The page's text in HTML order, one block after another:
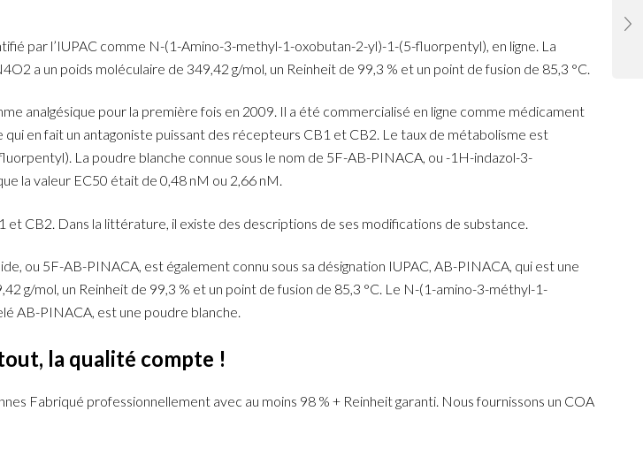
par l’IUPAC comme N-(1-Amino-3-methyl-1-oxobutan-2-yl)-1-(5-fluorpentyl), en ligne. La
a un poids moléculaire de 349,42 g/mol, un Reinheit de 99,3 % et un point de fusion de 85,3 °C.
analgésique pour la première fois en 2009. Il a été commercialisé en ligne comme médicament
en fait un antagoniste puissant des récepteurs CB1 et CB2. Le taux de métabolisme est
La poudre blanche connue sous le nom de 5F-AB-PINACA, ou -1H-indazol-3-
la valeur EC50 était de 0,48 nM ou 2,66 nM.
CB2. Dans la littérature, il existe des descriptions de ses modifications de substance.
5F-AB-PINACA, est également connu sous sa désignation IUPAC, AB-PINACA, qui est une
g/mol, un Reinheit de 99,3 % et un point de fusion de 85,3 °C. Le N-(1-amino-3-méthyl-1-
AB-PINACA, est une poudre blanche.
la qualité compte !
Fabriqué professionnellement avec au moins 98 % + Reinheit garanti. Nous fournissons un COA